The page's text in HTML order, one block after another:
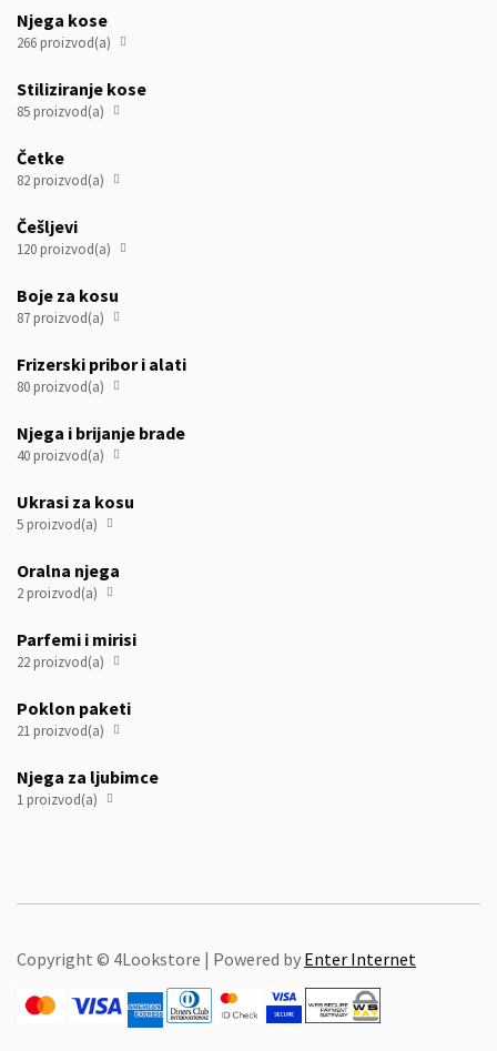
Njega kose
266 proizvod(a) 
Stiliziranje kose
85 proizvod(a) 
Četke
82 proizvod(a) 
Češljevi
120 proizvod(a) 
Boje za kosu
87 proizvod(a) 
Frizerski pribor i alati
80 proizvod(a) 
Njega i brijanje brade
40 proizvod(a) 
Ukrasi za kosu
5 proizvod(a) 
Oralna njega
2 proizvod(a) 
Parfemi i mirisi
22 proizvod(a) 
Poklon paketi
21 proizvod(a) 
Njega za ljubimce
1 proizvod(a) 
Copyright © 4Lookstore | Powered by Enter Internet